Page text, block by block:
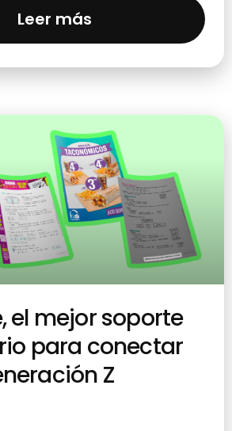
Leer más
el mejor soporte
para conectar
Z